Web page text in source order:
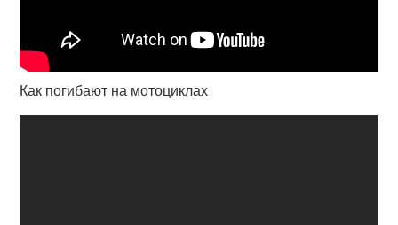
Как погибают на мотоциклах